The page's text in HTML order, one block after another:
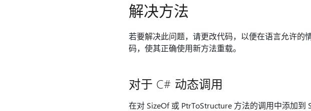
解决方法
若要解决此问题，请更改代码，以便在语言允许的
码，使其正确使用新方法重载。
对于 C# 动态调用
在对 SizeOf 或 PtrToStructure 方法的调用中添加到